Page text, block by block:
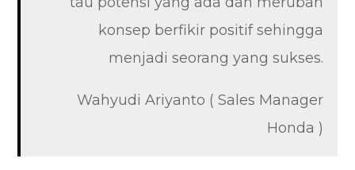
konsep berfikir positif sehingga
menjadi seorang yang sukses.
Wahyudi Ariyanto ( Sales Manager
Honda )